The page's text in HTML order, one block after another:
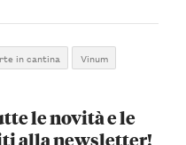
in cantina Vinum
le novità e le
alla newsletter!